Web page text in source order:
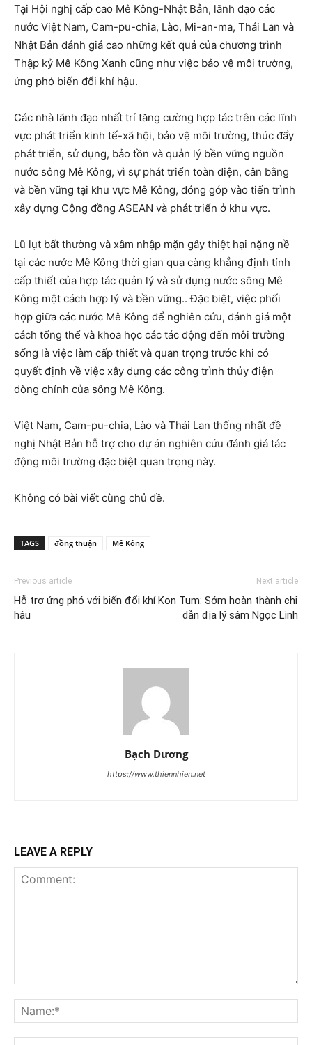
Tại Hội nghị cấp cao Mê Kông-Nhật Bản, lãnh đạo các
nước Việt Nam, Cam-pu-chia, Lào, Mi-an-ma, Thái Lan và
Nhật Bản đánh giá cao những kết quả của chương trình
Thập kỷ Mê Kông Xanh cũng như việc bảo vệ môi trường,
ứng phó biến đổi khí hậu.
Các nhà lãnh đạo nhất trí tăng cường hợp tác trên các lĩnh
vực phát triển kinh tế-xã hội, bảo vệ môi trường, thúc đẩy
phát triển, sử dụng, bảo tồn và quản lý bền vững nguồn
nước sông Mê Kông, vì sự phát triển toàn diện, cân bằng
và bền vững tại khu vực Mê Kông, đóng góp vào tiến trình
xây dựng Cộng đồng ASEAN và phát triển ở khu vực.
Lũ lụt bất thường và xâm nhập mặn gây thiệt hại nặng nề
tại các nước Mê Kông thời gian qua càng khẳng định tính
cấp thiết của hợp tác quản lý và sử dụng nước sông Mê
Kông một cách hợp lý và bền vững.. Đặc biệt, việc phối
hợp giữa các nước Mê Kông để nghiên cứu, đánh giá một
cách tổng thể và khoa học các tác động đến môi trường
sống là việc làm cấp thiết và quan trọng trước khi có
quyết định về việc xây dựng các công trình thủy điện
dòng chính của sông Mê Kông.
Việt Nam, Cam-pu-chia, Lào và Thái Lan thống nhất đề
nghị Nhật Bản hỗ trợ cho dự án nghiên cứu đánh giá tác
động môi trường đặc biệt quan trọng này.
Không có bài viết cùng chủ đề.
TAGS đồng thuận Mê Kông
Previous article
Hỗ trợ ứng phó với biến đổi khí
hậu
Next article
Kon Tum: Sớm hoàn thành chỉ
dẫn địa lý sâm Ngọc Linh
Bạch Dương
https://www.thiennhien.net
LEAVE A REPLY